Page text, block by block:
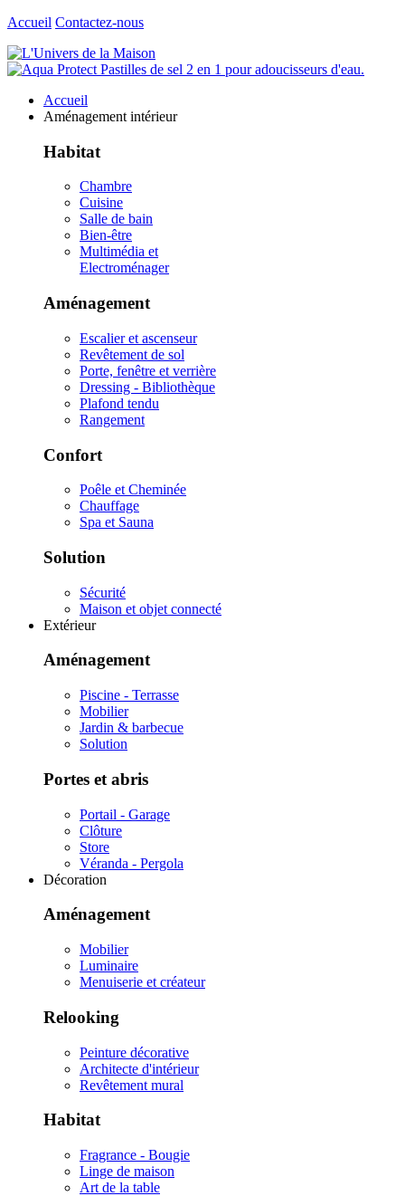
Accueil Contactez-nous
Accueil
Aménagement intérieur
Habitat
Chambre
Cuisine
Salle de bain
Bien-être
Multimédia et
Electroménager
Aménagement
Escalier et ascenseur
Revêtement de sol
Porte, fenêtre et verrière
Dressing - Bibliothèque
Plafond tendu
Rangement
Confort
Poêle et Cheminée
Chauffage
Spa et Sauna
Solution
Sécurité
Maison et objet connecté
Extérieur
Aménagement
Piscine - Terrasse
Mobilier
Jardin & barbecue
Solution
Portes et abris
Portail - Garage
Clôture
Store
Véranda - Pergola
Décoration
Aménagement
Mobilier
Luminaire
Menuiserie et créateur
Relooking
Peinture décorative
Architecte d'intérieur
Revêtement mural
Habitat
Fragrance - Bougie
Linge de maison
Art de la table